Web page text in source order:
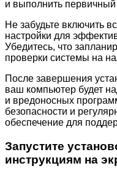
и выполнить
Не забудьте включить
настройки для
Убедитесь, что
проверки системы на
После завершения
ваш компьютер будет
и вредоносных
безопасности и
обеспечение для
Запустите
инструкциям на